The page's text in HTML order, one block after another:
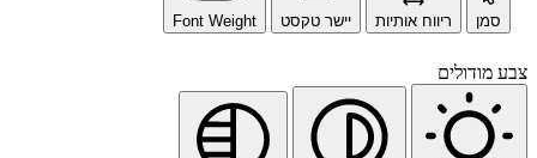
סמן ריווח אותיות יישר טקסט Font Weight
צבע מודולים